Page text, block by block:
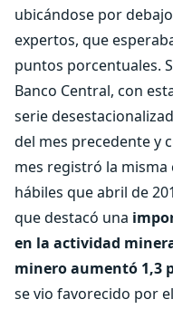
ubicándose por
expertos, que
puntos porcentuales.
Banco Central, con
serie
del mes precedente y
mes registró la misma
hábiles que abril de
que destacó una
en la actividad
minero aumentó 1,3
se vio favorecido por el